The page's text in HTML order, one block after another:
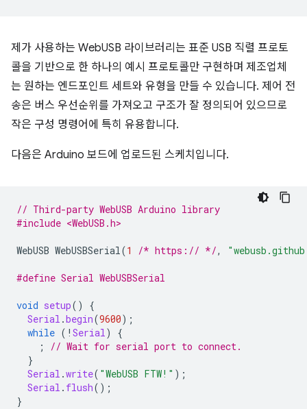
제가 사용하는 WebUSB 라이브러리는 표준 USB 직렬 프로토
콜을 기반으로 한 하나의 예시 프로토콜만 구현하며 제조업체
는 원하는 엔드포인트 세트와 유형을 만들 수 있습니다. 제어 전
송은 버스 우선순위를 가져오고 구조가 잘 정의되어 있으므로
작은 구성 명령어에 특히 유용합니다.
다음은 Arduino 보드에 업로드된 스케치입니다.
// Third-party WebUSB Arduino library
#include <WebUSB.h>
WebUSB WebUSBSerial(1 /* https:// */,
#define Serial WebUSBSerial
void setup()
{
Serial .begin(9600);
while ( ! Serial)
{
;
// Wait for serial port to connect.
}
Serial .write( "WebUSB FTW!" );
Serial . flush();
}